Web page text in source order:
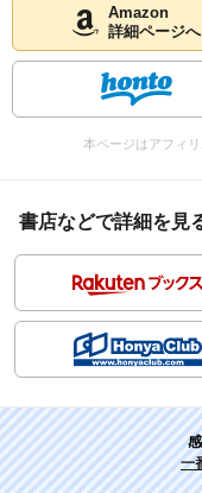
Amazon
詳細ページへ
本ページはアフィ
書店などで詳細を見
一